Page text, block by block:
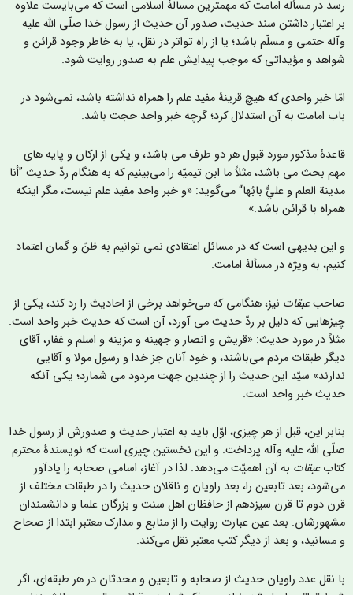
در مسأله امامت که مهمترین مسالۀ اسلامی است که می‌بایست علاوه
اعتبار داشتن سند حدیث، صدور آن حدیث از رسول خدا صلّی الله علیه
حتمی و مسلّم باشد؛ یا از راه تواتر در نقل، یا به خاطر وجود قرائن و
و مؤیداتی که موجب پیدایش علم به صدور روایت شود.
خبر واحدی که هیچ قرينۀ مفید علم را همراه نداشته باشد، نمی‌شود در
امامت به آن استدلال کرد؛ گرچه خبر واحد حجت باشد.
مذکور مورد قبول هر دو طرف می باشد، و یکی از ارکان و پایه های
بحث می باشد، مثلاً ما ابن تیمیّه را می‌بینیم که به هنگام ردّ حدیث ”أنا
العلم و عليٌّ بابُها“ می‌گوید: «و خبر واحد مفید علم نیست، مگر اینکه
با قرائن باشد.»
این بدیهی است که در مسائل اعتقادی نمی توانیم به ظنّ و گمان اعتماد
به ویژه در مسألۀ امامت.
عبقاتنیز، هنگامی که می‌خواهد برخی از احادیث را رد کند، یکی از
که دلیل بر ردّ حدیث می آورد، آن است که حدیث خبر واحد است.
در مورد حديث: «قریش و انصار و جهينه و مزینه و اسلم و غفار، آقای
طبقات مردم می‌باشند، و خود آنان جز خدا و رسول مولا و آقایی
سيّد این حدیث را از چندین جهت مردود می شمارد؛ یکی آنکه
خبر واحد است.
این، قبل از هر چیزی، اوّل باید به اعتبار حدیث و صدورش از رسول خدا
الله علیه وآله پرداخت. و این نخستین چیزی است که نویسندۀ محترم
عبقاتبه آن اهمیّت می‌دهد. لذا در آغاز، اسامی صحابه را یادآور
بعد تابعین را، بعد راویان و ناقلان حدیث را در طبقات مختلف از
دوم تا قرن سیزدهم از حافظان اهل سنت و بزرگان علما و دانشمندان
بعد عین عبارت روایت را از منابع و مدارک معتبر ابتدا از صحاح
مسانید، و بعد از دیگر کتب معتبر نقل می‌کند.
نقل عدد راويان حديث از صحابه و تابعین و محدثان در هر طبقه‌ای، اگر